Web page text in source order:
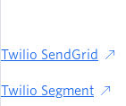
Twilio SendGrid
Twilio Segment